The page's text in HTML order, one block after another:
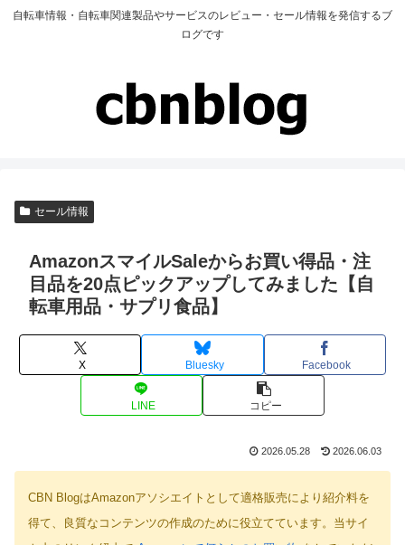
自転車情報・自転車関連製品やサービスのレビュー・セール情報を発信するブ
ログです
セール情報
AmazonスマイルSaleからお買い得品・注
目品を20点ピックアップしてみました【自
転車用品・サプリ食品】
X Bluesky Facebook
LINE コピー
2026.05.28 2026.06.03
CBN BlogはAmazonアソシエイトとして適格販売により紹介料を
得て、良質なコンテンツの作成のために役立てています。当サイ